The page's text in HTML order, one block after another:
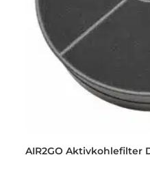
AIR2GO Aktivkohlefilter